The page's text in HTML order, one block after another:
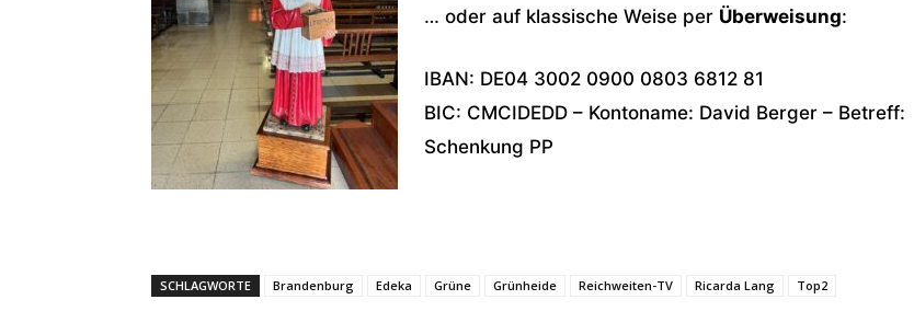
… oder auf klassische Weise per Überweisung:
IBAN: DE04 3002 0900 0803 6812 81
BIC: CMCIDEDD – Kontoname: David Berger – Betreff:
Schenkung PP
SCHLAGWORTE Brandenburg Edeka Grüne Grünheide Reichweiten-TV Ricarda Lang Top2